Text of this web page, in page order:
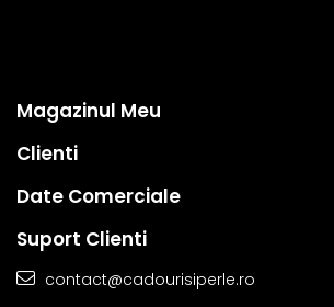
Magazinul Meu
Clienti
Date Comerciale
Suport Clienti
contact@cadourisiperle.ro